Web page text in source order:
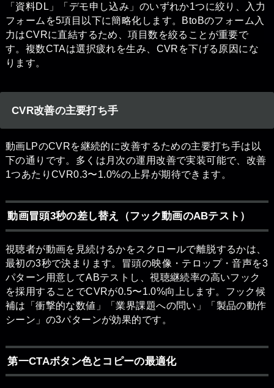
「資料DL」「デモ申し込み」のいずれか1つに絞り、入力
フォームを5項目以下に簡略化します。BtoBのフォーム入
力はCVRに直結するため、項目数を絞ることが重要で
す。複数CTAは選択疲れを生み、CVRを下げる原因にな
ります。
CVR改善の主要打ち手
動画LPのCVRを継続的に改善するための主要打ち手は以
下の通りです。多くは月次の運用改善で実装可能で、改善
1つあたりCVR0.3〜1.0%の上昇が期待できます。
動画冒頭3秒の差し替え（フック動画のABテスト）
視聴者が動画を見続けるかをスクロールで離脱するかは、
最初の3秒で決まります。冒頭の映像・テロップ・音声を3
パターン用意してABテストし、視聴継続率の高いフック
を採用することでCVRが0.5〜1.0%向上します。フック候
補は「衝撃的な数値」「業界課題への問い」「製品の動作
シーン」の3パターンが効果的です。
第一CTAボタン色とコピーの最適化